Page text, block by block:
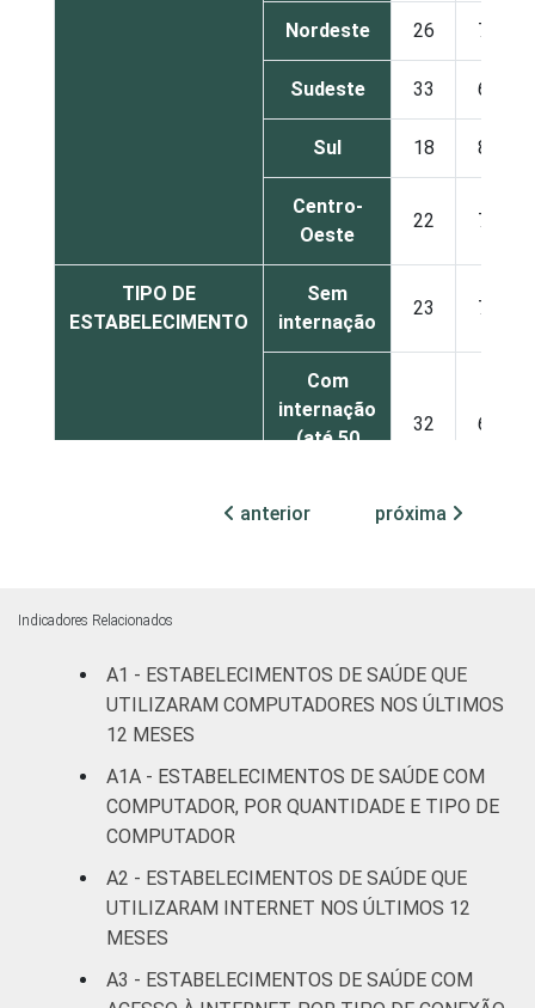
Nordeste 26 73
Sudeste 33 67
Sul 18 82
Centro-
Oeste
22 77
TIPO DE
ESTABELECIMENTO
Sem
internação
23 76
Com
internação
(até 50
32 67
Com
Serviço de
apoio à
35 64
IDENTIFICAÇÃO DE
UNIDADE BÁSICA
DE SAÚDE
UBS 10 89
Não UBS 35
LOCALIZAÇÃO
Interior 25
anterior próxima
Indicadores Relacionados
A1 - ESTABELECIMENTOS DE SAÚDE QUE
UTILIZARAM COMPUTADORES NOS ÚLTIMOS
12 MESES
A1A - ESTABELECIMENTOS DE SAÚDE COM
COMPUTADOR, POR QUANTIDADE E TIPO DE
COMPUTADOR
A2 - ESTABELECIMENTOS DE SAÚDE QUE
UTILIZARAM INTERNET NOS ÚLTIMOS 12
MESES
A3 - ESTABELECIMENTOS DE SAÚDE COM